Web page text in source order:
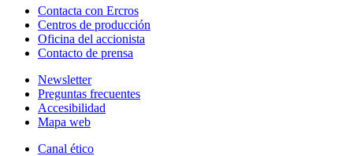
Contacta con Ercros
Centros de producción
Oficina del accionista
Contacto de prensa
Newsletter
Preguntas frecuentes
Accesibilidad
Mapa web
Canal ético